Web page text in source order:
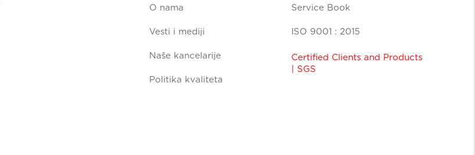
O nama
Vesti i mediji
Naše kancelarije
Politika kvaliteta
Service Book
ISO 9001 : 2015
Certified Clients and Products
| SGS